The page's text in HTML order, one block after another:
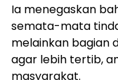
Ia menegaskan
semata-mata
melainkan bagian
agar lebih tertib,
masyarakat.